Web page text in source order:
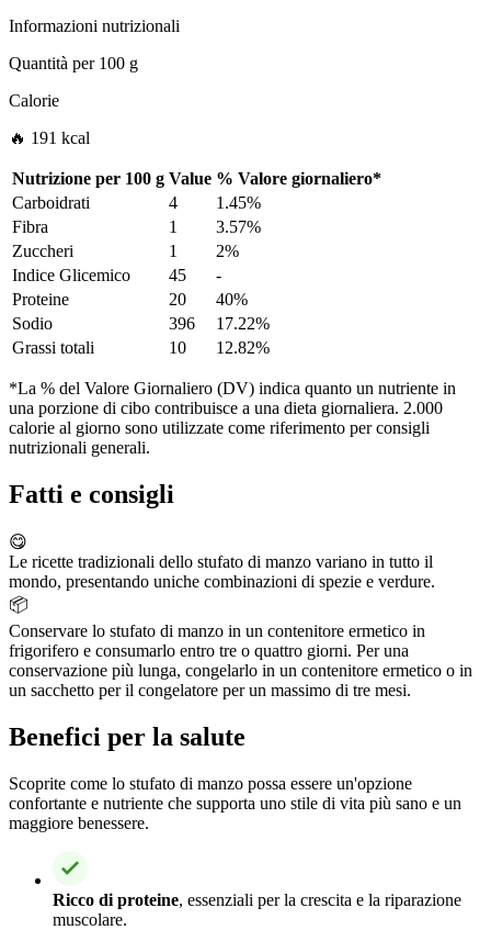
Informazioni nutrizionali
Quantità per100 g
Calorie
🔥 191 kcal
Nutrizione per 100 g Value % Valore giornaliero*
Carboidrati
4
1.45%
Fibra
1
3.57%
Zuccheri
1
2%
Indice Glicemico
45
-
Proteine
20
40%
Sodio
396
17.22%
Grassi totali
10 12.82%
*La % del Valore Giornaliero (DV) indica quanto un nutriente in
una porzione di cibo contribuisce a una dieta giornaliera. 2.000
calorie al giorno sono utilizzate come riferimento per consigli
nutrizionali generali.
Fatti e consigli
😋
Le ricette tradizionali dello stufato di manzo variano in tutto il
mondo, presentando uniche combinazioni di spezie e verdure.
📦
Conservare lo stufato di manzo in un contenitore ermetico in
frigorifero e consumarlo entro tre o quattro giorni. Per una
conservazione più lunga, congelarlo in un contenitore ermetico o in
un sacchetto per il congelatore per un massimo di tre mesi.
Benefici per la salute
Scoprite come lo stufato di manzo possa essere un'opzione
confortante e nutriente che supporta uno stile di vita più sano e un
maggiore benessere.
Ricco di proteine, essenziali per la crescita e la riparazione
muscolare.